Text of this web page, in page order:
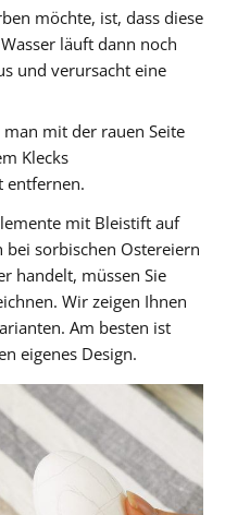
möchte, ist, dass diese
läuft dann noch
und verursacht eine
mit der rauen Seite
Klecks
entfernen.
mit Bleistift auf
bei sorbischen Ostereiern
handelt, müssen Sie
Wir zeigen Ihnen
Am besten ist
eigenes Design.